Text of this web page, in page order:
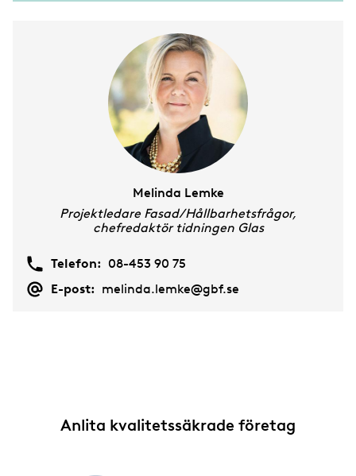
Melinda Lemke
Projektledare Fasad/Hållbarhetsfrågor,
chefredaktör tidningen Glas
Telefon: 08-453 90 75
E-post: melinda.lemke@gbf.se
Anlita kvalitetssäkrade företag